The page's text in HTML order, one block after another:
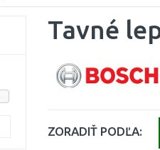
Tavné
ZORADIŤ PODĽA: